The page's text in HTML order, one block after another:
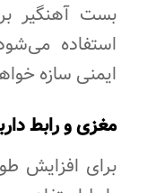
بست آهنگیر
استفاده
ایمنی سازه
مغزی و رابط
برای افزایش